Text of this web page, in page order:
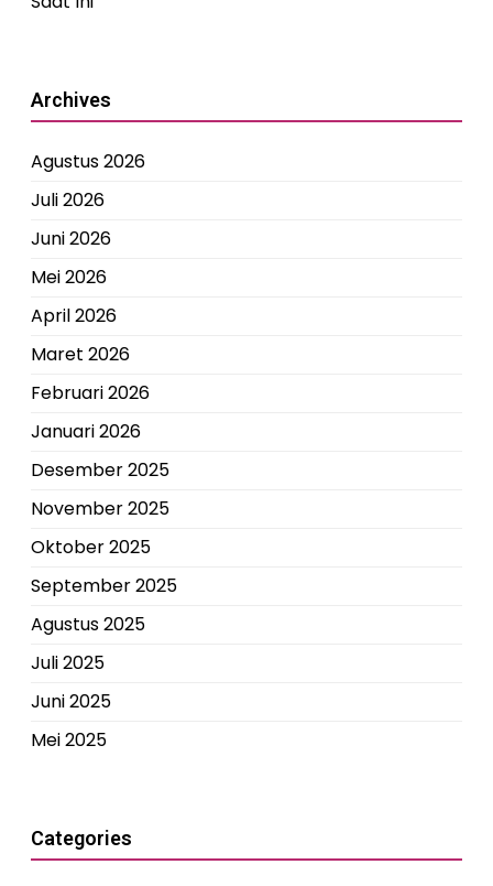
Archives
Agustus 2026
Juli 2026
Juni 2026
Mei 2026
April 2026
Maret 2026
Februari 2026
Januari 2026
Desember 2025
November 2025
Oktober 2025
September 2025
Agustus 2025
Juli 2025
Juni 2025
Mei 2025
Categories